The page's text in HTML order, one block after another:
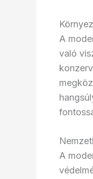
A
való
A